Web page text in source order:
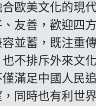
歐美文化的現
友善，歡迎四
並蓄，既注重
不排斥外來文
滿足中國人民
同時也有利世